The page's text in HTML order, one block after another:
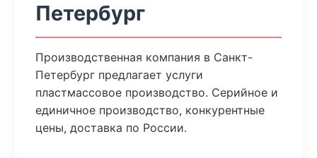
Петербург
Производственная компания в Санкт-
Петербург предлагает услуги
пластмассовое производство. Серийное и
единичное производство, конкурентные
цены, доставка по России.